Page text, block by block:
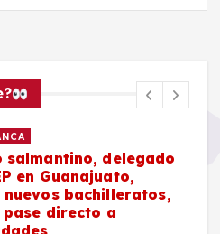
salmantino, delegado
en Guanajuato,
nuevos bachilleratos,
pase directo a